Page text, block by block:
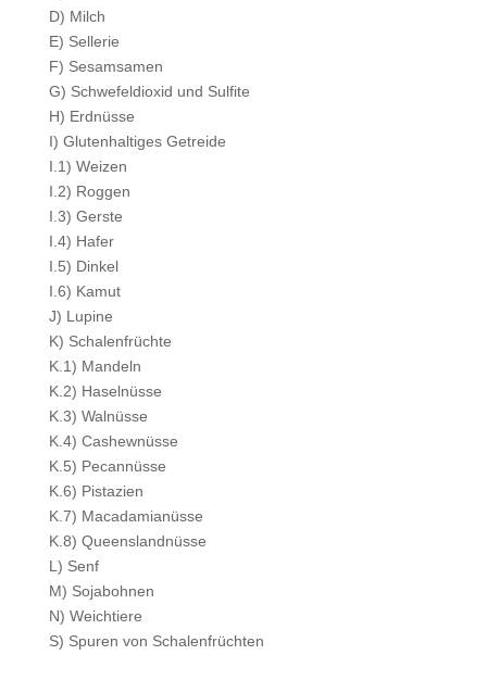
D) Milch
E) Sellerie
F) Sesamsamen
G) Schwefeldioxid und Sulfite
H) Erdnüsse
I) Glutenhaltiges Getreide
I.1) Weizen
I.2) Roggen
I.3) Gerste
I.4) Hafer
I.5) Dinkel
I.6) Kamut
J) Lupine
K) Schalenfrüchte
K.1) Mandeln
K.2) Haselnüsse
K.3) Walnüsse
K.4) Cashewnüsse
K.5) Pecannüsse
K.6) Pistazien
K.7) Macadamianüsse
K.8) Queenslandnüsse
L) Senf
M) Sojabohnen
N) Weichtiere
S) Spuren von Schalenfrüchten